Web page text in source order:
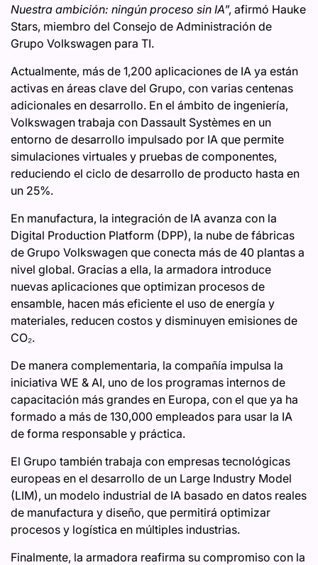
Nuestra ambición: ningún proceso sin IA”, afirmó Hauke
Stars, miembro del Consejo de Administración de
Grupo Volkswagen para TI.
Actualmente, más de 1,200 aplicaciones de IA ya están
activas en áreas clave del Grupo, con varias centenas
adicionales en desarrollo. En el ámbito de ingeniería,
Volkswagen trabaja con Dassault Systèmes en un
entorno de desarrollo impulsado por IA que permite
simulaciones virtuales y pruebas de componentes,
reduciendo el ciclo de desarrollo de producto hasta en
un 25%.
En manufactura, la integración de IA avanza con la
Digital Production Platform (DPP), la nube de fábricas
de Grupo Volkswagen que conecta más de 40 plantas a
nivel global. Gracias a ella, la armadora introduce
nuevas aplicaciones que optimizan procesos de
ensamble, hacen más eficiente el uso de energía y
materiales, reducen costos y disminuyen emisiones de
CO₂.
De manera complementaria, la compañía impulsa la
iniciativa WE & AI, uno de los programas internos de
capacitación más grandes en Europa, con el que ya ha
formado a más de 130,000 empleados para usar la IA
de forma responsable y práctica.
El Grupo también trabaja con empresas tecnológicas
europeas en el desarrollo de un Large Industry Model
(LIM), un modelo industrial de IA basado en datos reales
de manufactura y diseño, que permitirá optimizar
procesos y logística en múltiples industrias.
Finalmente, la armadora reafirma su compromiso con la